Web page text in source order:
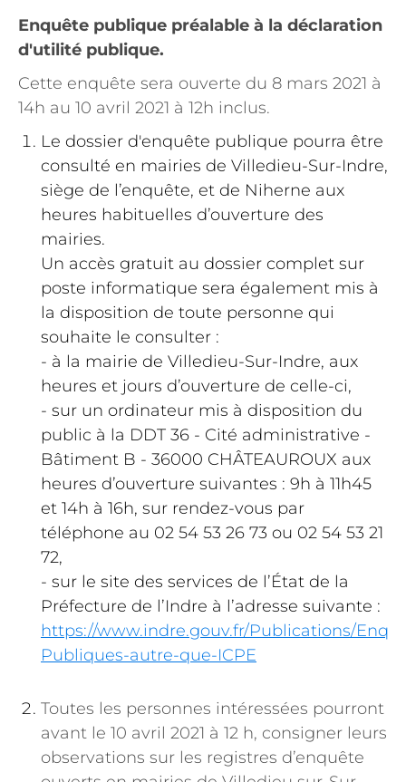
Enquête publique préalable à la déclaration
d'utilité publique.
Cette enquête sera ouverte du 8 mars 2021 à
14h au 10 avril 2021 à 12h inclus.
Le dossier d'enquête publique pourra être
consulté en mairies de Villedieu-Sur-Indre,
siège de l’enquête, et de Niherne aux
heures habituelles d’ouverture des
mairies.
Un accès gratuit au dossier complet sur
poste informatique sera également mis à
la disposition de toute personne qui
souhaite le consulter :
- à la mairie de Villedieu-Sur-Indre, aux
heures et jours d’ouverture de celle-ci,
- sur un ordinateur mis à disposition du
public à la DDT 36 - Cité administrative -
Bâtiment B - 36000 CHÂTEAUROUX aux
heures d’ouverture suivantes : 9h à 11h45
et 14h à 16h, sur rendez-vous par
téléphone au 02 54 53 26 73 ou 02 54 53 21
72,
- sur le site des services de l’État de la
Préfecture de l’Indre à l’adresse suivante :
https://www.indre.gouv.fr/Publications/
Publiques-autre-que-ICPE
Toutes les personnes intéressées pourront
avant le 10 avril 2021 à 12 h, consigner leurs
observations sur les registres d’enquête